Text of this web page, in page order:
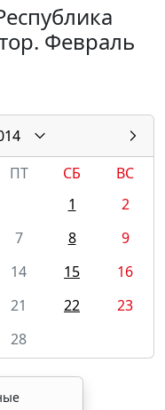
Февраль
ПТ СБ
ВС
1
2
7 8
9
14 15
16
21 22
23
28